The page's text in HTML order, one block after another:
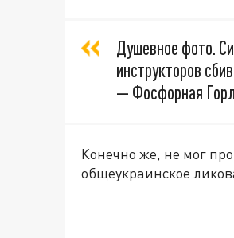
Душевное фото.
инструкторов
— Фосфорная
Конечно же, не мог
общеукраинское